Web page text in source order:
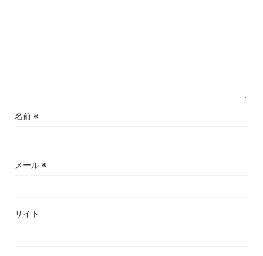
名前 ※
メール ※
サイト